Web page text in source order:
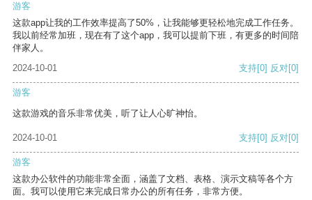
游客
这款app让我的工作效率提高了50%，让我能够更轻松地完成工作任务。
我以前经常加班，现在有了这个app，我可以提前下班，有更多的时间陪
伴家人。
2024-10-01
支持[0] 反对[0]
游客
这款游戏的音乐非常优美，听了让人心旷神怡。
2024-10-01 支持[0] 反对[0]
游客
这款办公软件的功能非常全面，涵盖了文档、表格、演示文稿等各个方
面。我可以使用它来完成日常办公的所有任务，非常方便。